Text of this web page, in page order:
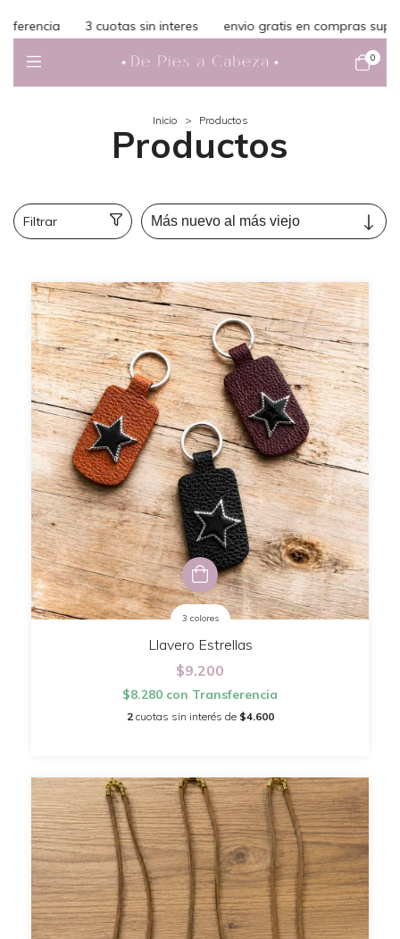
gratis en compras superiores a $150.000 10% off con
0
Inicio > Productos
Productos
Filtrar
3 colores
Llavero Estrellas
$9.200
$8.280 con Transferencia
2 cuotas sin interés de $4.600